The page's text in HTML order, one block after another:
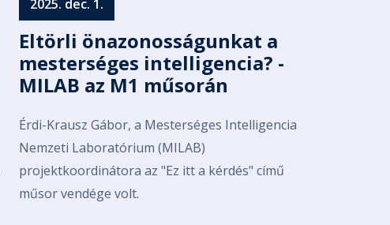
2025. dec. 1.
Eltörli önazonosságunkat a
mesterséges intelligencia? -
MILAB az M1 műsorán
Érdi-Krausz Gábor, a Mesterséges Intelligencia
Nemzeti Laboratórium (MILAB)
projektkoordinátora az "Ez itt a kérdés" című
műsor vendége volt.